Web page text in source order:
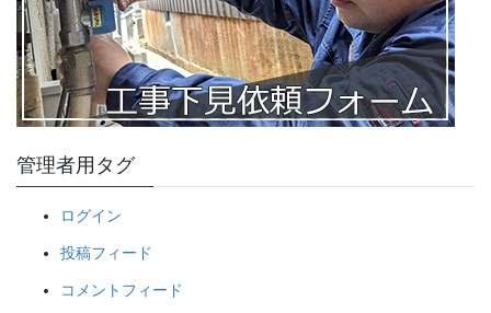
管理者用タグ
ログイン
投稿フィード
コメントフィード